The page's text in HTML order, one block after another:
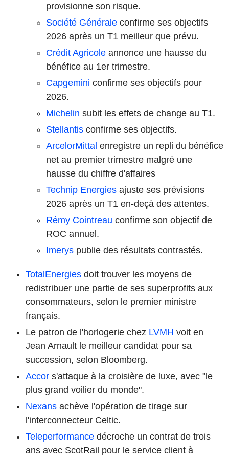
provisionne son risque.
Société Générale confirme ses objectifs
2026 après un T1 meilleur que prévu.
Crédit Agricole annonce une hausse du
bénéfice au 1er trimestre.
Capgemini confirme ses objectifs pour
2026.
Michelin subit les effets de change au T1.
Stellantis confirme ses objectifs.
ArcelorMittal enregistre un repli du bénéfice
net au premier trimestre malgré une
hausse du chiffre d'affaires
Technip Energies ajuste ses prévisions
2026 après un T1 en-deçà des attentes.
Rémy Cointreau confirme son objectif de
ROC annuel.
Imerys publie des résultats contrastés.
TotalEnergies doit trouver les moyens de
redistribuer une partie de ses superprofits aux
consommateurs, selon le premier ministre
français.
Le patron de l'horlogerie chez LVMH voit en
Jean Arnault le meilleur candidat pour sa
succession, selon Bloomberg.
Accor s'attaque à la croisière de luxe, avec "le
plus grand voilier du monde".
Nexans achève l'opération de tirage sur
l'interconnecteur Celtic.
Teleperformance décroche un contrat de trois
ans avec ScotRail pour le service client à